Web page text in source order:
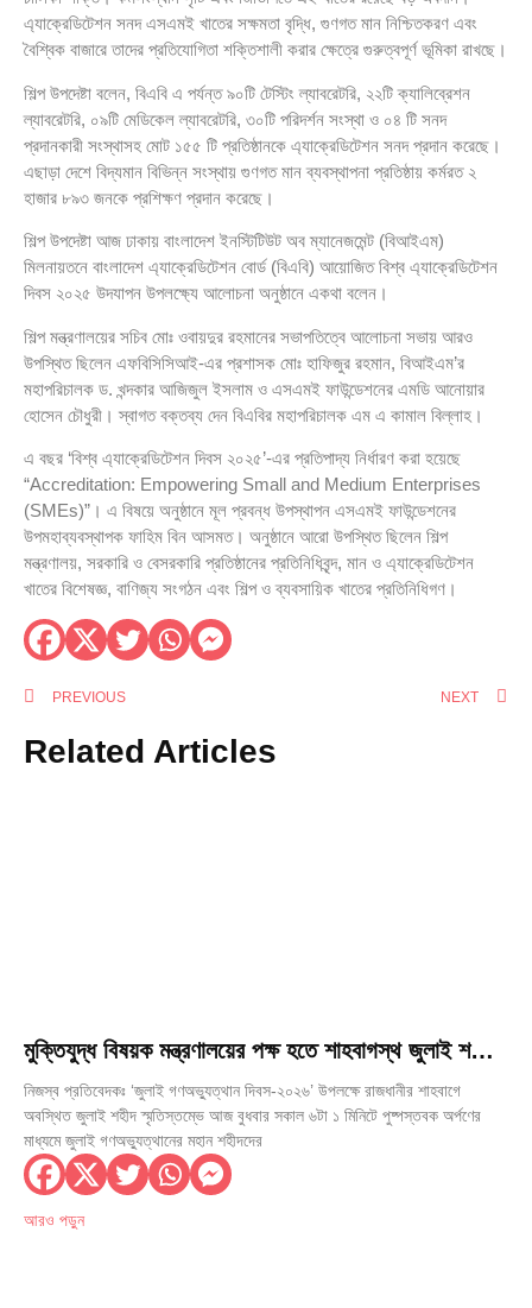
এ্যাক্রেডিটেশন সনদ এসএমই খাতের সক্ষমতা বৃদ্ধি, গুণগত মান নিশ্চিতকরণ এবং
বৈশ্বিক বাজারে তাদের প্রতিযোগিতা শক্তিশালী করার ক্ষেত্রে গুরুত্বপূর্ণ ভূমিকা রাখছে।
শিল্প উপদেষ্টা বলেন, বিএবি এ পর্যন্ত ৯০টি টেস্টিং ল্যাবরেটরি, ২২টি ক্যালিব্রেশন
ল্যাবরেটরি, ০৯টি মেডিকেল ল্যাবরেটরি, ৩০টি পরিদর্শন সংস্থা ও ০৪ টি সনদ
প্রদানকারী সংস্থাসহ মোট ১৫৫ টি প্রতিষ্ঠানকে এ্যাক্রেডিটেশন সনদ প্রদান করেছে।
এছাড়া দেশে বিদ্যমান বিভিন্ন সংস্থায় গুণগত মান ব্যবস্থাপনা প্রতিষ্ঠায় কর্মরত ২
হাজার ৮৯৩ জনকে প্রশিক্ষণ প্রদান করেছে।
শিল্প উপদেষ্টা আজ ঢাকায় বাংলাদেশ ইনস্টিটিউট অব ম্যানেজমেন্ট (বিআইএম)
মিলনায়তনে বাংলাদেশ এ্যাক্রেডিটেশন বোর্ড (বিএবি) আয়োজিত বিশ্ব এ্যাক্রেডিটেশন
দিবস ২০২৫ উদযাপন উপলক্ষ্যে আলোচনা অনুষ্ঠানে একথা বলেন।
শিল্প মন্ত্রণালয়ের সচিব মোঃ ওবায়দুর রহমানের সভাপতিত্বে আলোচনা সভায় আরও
উপস্থিত ছিলেন এফবিসিসিআই-এর প্রশাসক মোঃ হাফিজুর রহমান, বিআইএম’র
মহাপরিচালক ড. খন্দকার আজিজুল ইসলাম ও এসএমই ফাউন্ডেশনের এমডি আনোয়ার
হোসেন চৌধুরী। স্বাগত বক্তব্য দেন বিএবির মহাপরিচালক এম এ কামাল বিল্লাহ।
এ বছর ‘বিশ্ব এ্যাক্রেডিটেশন দিবস ২০২৫’-এর প্রতিপাদ্য নির্ধারণ করা হয়েছে
“Accreditation: Empowering Small and Medium Enterprises
(SMEs)”। এ বিষয়ে অনুষ্ঠানে মূল প্রবন্ধ উপস্থাপন এসএমই ফাউন্ডেশনের
উপমহাব্যবস্থাপক ফাহিম বিন আসমত। অনুষ্ঠানে আরো উপস্থিত ছিলেন শিল্প
মন্ত্রণালয়, সরকারি ও বেসরকারি প্রতিষ্ঠানের প্রতিনিধিবৃন্দ, মান ও এ্যাক্রেডিটেশন
খাতের বিশেষজ্ঞ, বাণিজ্য সংগঠন এবং শিল্প ও ব্যবসায়িক খাতের প্রতিনিধিগণ।
PREVIOUS NEXT
Related Articles
মুক্তিযুদ্ধ বিষয়ক মন্ত্রণালয়ের পক্ষ হতে শাহবাগস্থ জুলাই শহীদ
স্মৃতিস্তম্ভে পুষ্পস্তবক অর্পণ
নিজস্ব প্রতিবেদকঃ ‘জুলাই গণঅভ্যুত্থান দিবস-২০২৬’ উপলক্ষে রাজধানীর শাহবাগে
অবস্থিত জুলাই শহীদ স্মৃতিস্তম্ভে আজ বুধবার সকাল ৬টা ১ মিনিটে পুষ্পস্তবক অর্পণের
মাধ্যমে জুলাই গণঅভ্যুত্থানের মহান শহীদদের
আরও পড়ুন